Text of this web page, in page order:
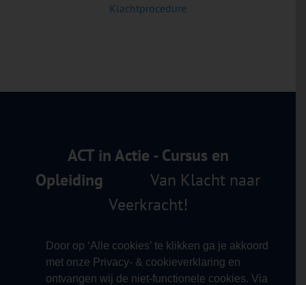
Door op ‘Alle cookies’ te klikken ga je akkoord
met onze Privacy- & cookieverklaring en
ontvangen wij de niet-functionele cookies. Via
Klachtprocedure
ACT in Actie - Cursus en
Opleiding
Van Klacht naar
Veerkracht!